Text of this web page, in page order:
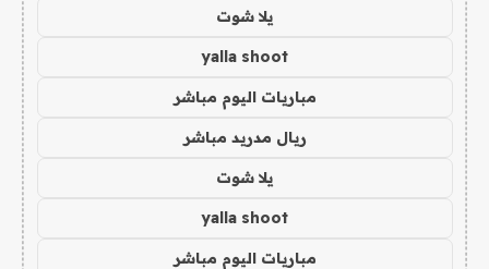
يلا شوت
yalla shoot
مباريات اليوم مباشر
ريال مدريد مباشر
يلا شوت
yalla shoot
مباريات اليوم مباشر